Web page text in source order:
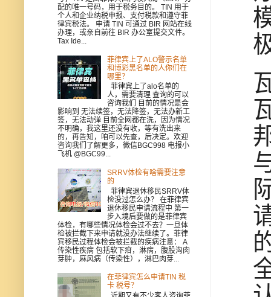
配的唯一号码，用于税务目的。 TIN 用于
个人和企业纳税申报、支付税款和遵守菲
律宾税法。 申请 TIN 可通过 BIR 网站在线
办理，或亲自前往 BIR 办公室提交文件。
Tax Ide...
菲律宾上了ALO警示名单
和博彩黑名单的人你们在
哪里？
菲律宾上了alo名单的
人，需要清理 查询的可以
咨询我们 目前的情况是会
影响到 无法续签，无法降签，无法办新工
签，无法动弹 目前全网都在洗，因为情况
不明确，我这里还没有收，等有洗出来
的，再告知，咱可以先查，后决定。欢迎
咨询我们了解更多，微信BGC998 电报小
飞机 @BGC99...
SRRV体检有啥需要注意
的
菲律宾退休移民SRRV体
检没过怎么办？ 在菲律宾
退休移民申请流程中 第一
步入境后要做的是菲律宾
体检，有哪些情况体检会过不去？一旦体
检被拦截下来申请就没办法继续了。菲律
宾移民过程体检会被拦截的疾病注意： A
传染性疾病 包括软下疳，淋病，腹股沟肉
芽肿，麻风病（传染性），淋巴肉芽...
在菲律宾怎么申请TIN 税
卡 税号？